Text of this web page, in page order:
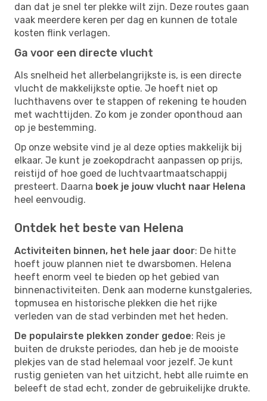
dan dat je snel ter plekke wilt zijn. Deze routes gaan
vaak meerdere keren per dag en kunnen de totale
kosten flink verlagen.
Ga voor een directe vlucht
Als snelheid het allerbelangrijkste is, is een directe
vlucht de makkelijkste optie. Je hoeft niet op
luchthavens over te stappen of rekening te houden
met wachttijden. Zo kom je zonder oponthoud aan
op je bestemming.
Op onze website vind je al deze opties makkelijk bij
elkaar. Je kunt je zoekopdracht aanpassen op prijs,
reistijd of hoe goed de luchtvaartmaatschappij
presteert. Daarna boek je jouw vlucht naar Helena
heel eenvoudig.
Ontdek het beste van Helena
Activiteiten binnen, het hele jaar door: De hitte
hoeft jouw plannen niet te dwarsbomen. Helena
heeft enorm veel te bieden op het gebied van
binnenactiviteiten. Denk aan moderne kunstgaleries,
topmusea en historische plekken die het rijke
verleden van de stad verbinden met het heden.
De populairste plekken zonder gedoe: Reis je
buiten de drukste periodes, dan heb je de mooiste
plekjes van de stad helemaal voor jezelf. Je kunt
rustig genieten van het uitzicht, hebt alle ruimte en
beleeft de stad echt, zonder de gebruikelijke drukte.